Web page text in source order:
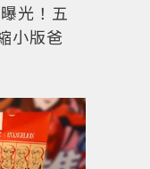
光！五
小版爸